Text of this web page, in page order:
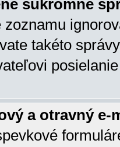
súkromné
zoznamu
takéto
a otravný e-